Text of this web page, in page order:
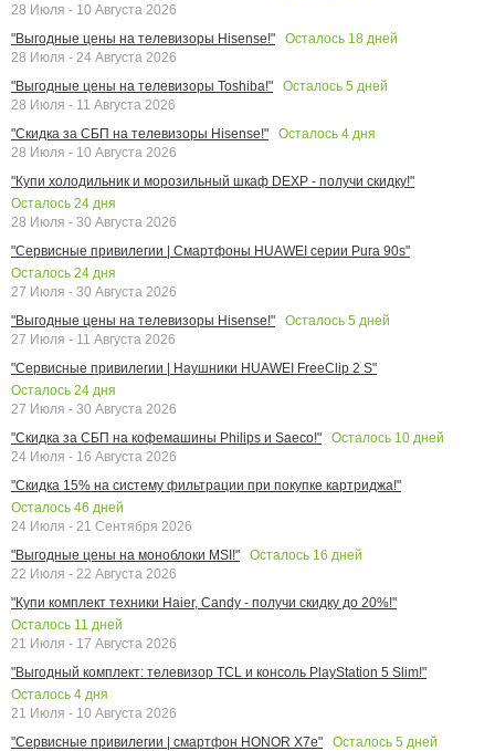
28 Июля - 10 Августа 2026
"Выгодные цены на телевизоры Hisense!"
Осталось 18 дней
28 Июля - 24 Августа 2026
"Выгодные цены на телевизоры Toshiba!"
Осталось 5 дней
28 Июля - 11 Августа 2026
"Скидка за СБП на телевизоры Hisense!"
Осталось 4 дня
28 Июля - 10 Августа 2026
"Купи холодильник и морозильный шкаф DEXP - получи скидку!"
Осталось 24 дня
28 Июля - 30 Августа 2026
"Сервисные привилегии | Смартфоны HUAWEI серии Pura 90s"
Осталось 24 дня
27 Июля - 30 Августа 2026
"Выгодные цены на телевизоры Hisense!"
Осталось 5 дней
27 Июля - 11 Августа 2026
"Сервисные привилегии | Наушники HUAWEI FreeClip 2 S"
Осталось 24 дня
27 Июля - 30 Августа 2026
"Скидка за СБП на кофемашины Philips и Saeco!"
Осталось 10 дней
24 Июля - 16 Августа 2026
"Скидка 15% на систему фильтрации при покупке картриджа!"
Осталось 46 дней
24 Июля - 21 Сентября 2026
"Выгодные цены на моноблоки MSI!"
Осталось 16 дней
22 Июля - 22 Августа 2026
"Купи комплект техники Haier, Candy - получи скидку до 20%!"
Осталось 11 дней
21 Июля - 17 Августа 2026
"Выгодный комплект: телевизор TCL и консоль PlayStation 5 Slim!"
Осталось 4 дня
21 Июля - 10 Августа 2026
"Сервисные привилегии | смартфон HONOR X7e"
Осталось 5 дней